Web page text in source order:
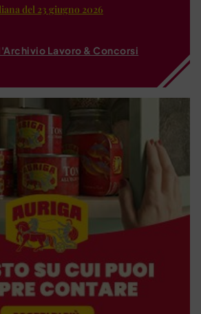
del 23 giugno 2026
Lavoro & Concorsi